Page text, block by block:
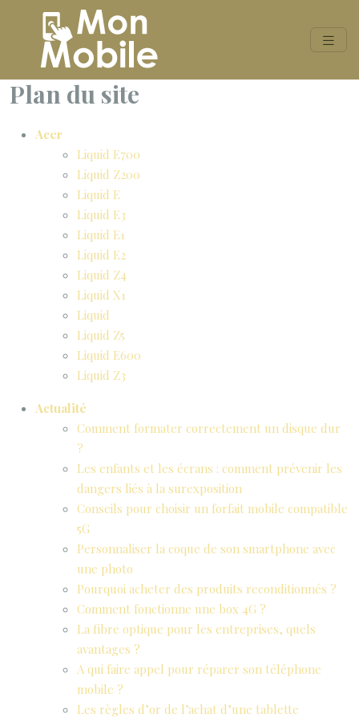
Plan du site
Acer
Liquid E700
Liquid Z200
Liquid E
Liquid E3
Liquid E1
Liquid E2
Liquid Z4
Liquid X1
Liquid
Liquid Z5
Liquid E600
Liquid Z3
Actualité
Comment formater correctement un disque dur
?
Les enfants et les écrans : comment prévenir les
dangers liés à la surexposition
Conseils pour choisir un forfait mobile compatible
5G
Personnaliser la coque de son smartphone avec
une photo
Pourquoi acheter des produits reconditionnés ?
Comment fonctionne une box 4G ?
La fibre optique pour les entreprises, quels
avantages ?
A qui faire appel pour réparer son téléphone
mobile ?
Les règles d’or de l’achat d’une tablette